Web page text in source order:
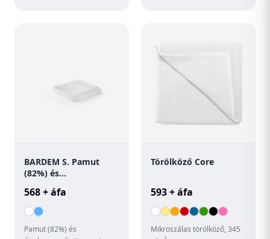
BARDEM S. Pamut
(82%) és
pamut (18%) kéztörlő
törölköző (350 g/m²)
568 + áfa
Pamut (82%) és
Törölköző Core
593 + áfa
Mikroszálas törölköző, 345